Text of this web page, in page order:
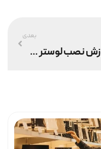
بعدی
آموزش نصب لوستر سنگین در سقف کاذب